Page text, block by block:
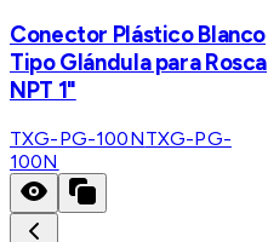
Conector Plástico Blanco
Tipo Glándula para Rosca
NPT 1"
TXG-PG-100NTXG-PG-
100N